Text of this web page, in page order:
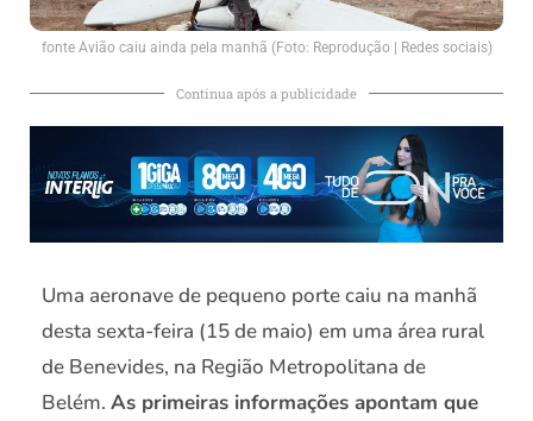
fonte Avião caiu ainda pela manhã (Foto: Reprodução | Redes sociais)
Continua após a publicidade
Uma aeronave de pequeno porte caiu na manhã
desta sexta-feira (15 de maio) em uma área rural
de Benevides, na Região Metropolitana de
Belém. As primeiras informações apontam que